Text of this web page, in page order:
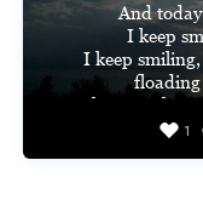
And
I keep
I keep
I keep
1